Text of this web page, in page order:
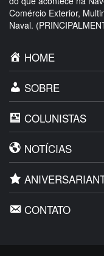
Comércio Exterior,
Naval.
HOME
SOBRE
COLUNISTAS
NOTÍCIAS
CONTATO